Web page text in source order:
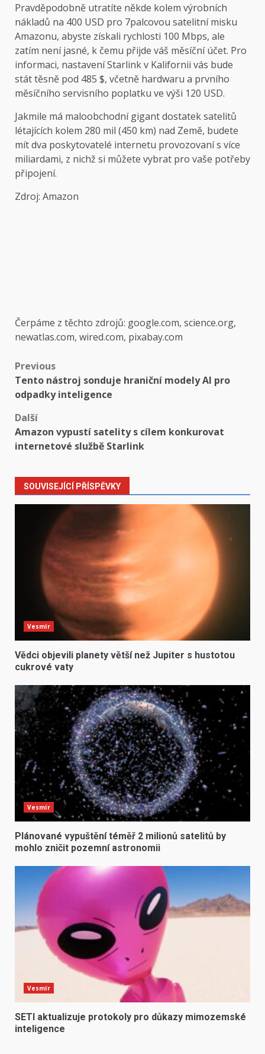
Pravděpodobně utratíte někde kolem výrobních
nákladů na 400 USD pro 7palcovou satelitní misku
Amazonu, abyste získali rychlosti 100 Mbps, ale
zatím není jasné, k čemu přijde váš měsíční účet. Pro
informaci, nastavení Starlink v Kalifornii vás bude
stát těsně pod 485 $, včetně hardwaru a prvního
měsíčního servisního poplatku ve výši 120 USD.
Jakmile má maloobchodní gigant dostatek satelitů
létajících kolem 280 mil (450 km) nad Země, budete
mít dva poskytovatelé internetu provozovaní s více
miliardami, z nichž si můžete vybrat pro vaše potřeby
připojení.
Zdroj: Amazon
Čerpáme z těchto zdrojů: google.com, science.org,
newatlas.com, wired.com, pixabay.com
Post
navigation
Previous
Tento nástroj sonduje hraniční modely AI pro
odpadky inteligence
Další
Amazon vypustí satelity s cílem konkurovat
internetové službě Starlink
SOUVISEJÍCÍ PŘÍSPĚVKY
Vesmír
Vědci objevili planety větší než Jupiter s hustotou
cukrové vaty
Vesmír
Plánované vypuštění téměř 2 milionů satelitů by
mohlo zničit pozemní astronomii
Vesmír
SETI aktualizuje protokoly pro důkazy mimozemské
inteligence